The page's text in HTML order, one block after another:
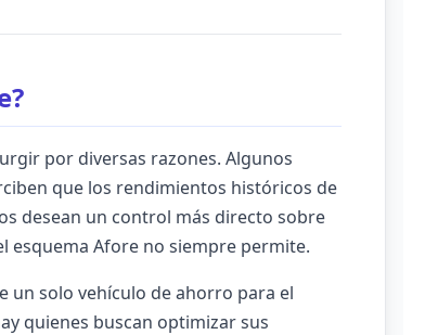
por diversas razones. Algunos
que los rendimientos históricos de
desean un control más directo sobre
esquema Afore no siempre permite.
un solo vehículo de ahorro para el
quienes buscan optimizar sus